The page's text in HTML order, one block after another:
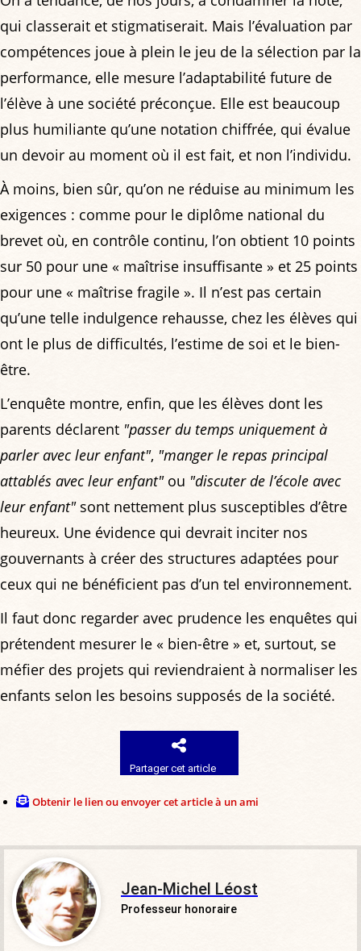
qui classerait et stigmatiserait. Mais l’évaluation par
compétences joue à plein le jeu de la sélection par la
performance, elle mesure l’adaptabilité future de
l’élève à une société préconçue. Elle est beaucoup
plus humiliante qu’une notation chiffrée, qui évalue
un devoir au moment où il est fait, et non l’individu.
À moins, bien sûr, qu’on ne réduise au minimum les
exigences : comme pour le diplôme national du
brevet où, en contrôle continu, l’on obtient 10 points
sur 50 pour une « maîtrise insuffisante » et 25 points
pour une « maîtrise fragile ». Il n’est pas certain
qu’une telle indulgence rehausse, chez les élèves qui
ont le plus de difficultés, l’estime de soi et le bien-
être.
L’enquête montre, enfin, que les élèves dont les
parents déclarent "passer du temps uniquement à
parler avec leur enfant", "manger le repas principal
attablés avec leur enfant"ou "discuter de l’école avec
leur enfant"sont nettement plus susceptibles d’être
heureux. Une évidence qui devrait inciter nos
gouvernants à créer des structures adaptées pour
ceux qui ne bénéficient pas d’un tel environnement.
Il faut donc regarder avec prudence les enquêtes qui
prétendent mesurer le « bien-être » et, surtout, se
méfier des projets qui reviendraient à normaliser les
enfants selon les besoins supposés de la société.
Partager cet article
Obtenir le lien ou envoyer cet article à un ami
Jean-Michel Léost
Professeur honoraire